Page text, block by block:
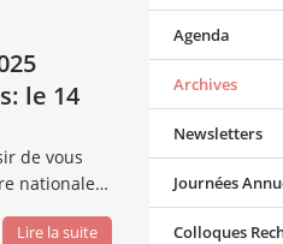
le 14
de vous
nationale…
Lire la suite
Agenda
Archives
Newsletters
Journées
Colloques